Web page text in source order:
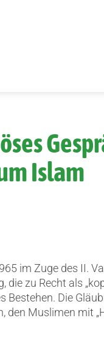
Islam
im Zuge des II.
zu Recht als
Bestehen. Die
den Muslimen mit